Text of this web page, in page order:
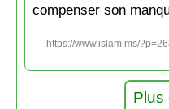
compenser son
https://www.islam.ms/
Plus